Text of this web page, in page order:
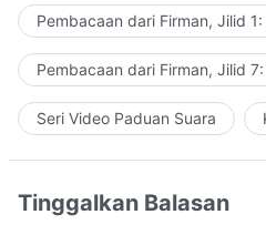
Pembacaan dari Firman, Jilid
Pembacaan dari Firman, Jilid
Seri Video Paduan Suara
Tinggalkan Balasan